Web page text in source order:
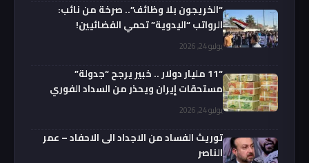
“الخريجون بلا وظائف”.. صرخة من نائب:
الرواتب “اليدوية” تحمي الفضائيين!
يوليو 24, 2026
“11 مليار دولار .. خبير يرجح “جدولة”
مستحقات إيران ويحذر من السداد الفوري
يوليو 24, 2026
توريث الفساد من الاجداد الى الاحفاد – عمر
الناصر